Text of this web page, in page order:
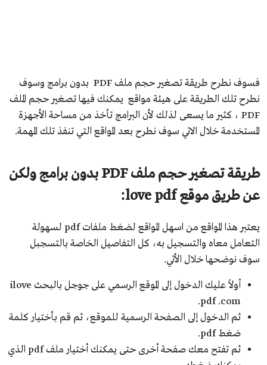
فسوف نطرح طريقة تصغير حجم ملف PDF بدون برامج وسوف
نطرح تلك الطريقة على هيئة مواقع يمكنك فيها تصغير حجم الملف
PDF ، كثير ما يسعى لذلك لأن البرامج تأخذ من مساحة الأجهزة
المستخدمة خلال الاتي سوف نطرح بعد المواقع التي تنفذ تلك المهمة.
طريقة تصغير حجم ملف PDF بدون برامج ولكن
عن طريق موقع love pdf:
يعتبر هذا المواقع من اسهل المواقع لضغط ملفات pdf لسهولة
التعامل معاه والتسجيل به، كل التفاصيل الخاصة بالتسجبل
سوف نوضحها خلال الأتي.
أولاً عليك الدخول إلى الموقع الرسمي على جوجل بالبحث ilove
pdf .com.
ثم الدخول إلى الصفحة الرسمية للموقع، ثم قم بأختيار كلمة
ضغط pdf.
ثم تفتح معك صفحة أخرى حتى يمكنك أختيار ملف pdf الذي